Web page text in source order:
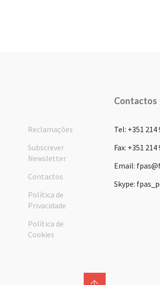
Reclamações
Subscrever
Newsletter
Contactos
Política de
Privacidade
Política de
Cookies
Contactos
Tel: +351 214
Fax: +351 214
Email:
Skype: